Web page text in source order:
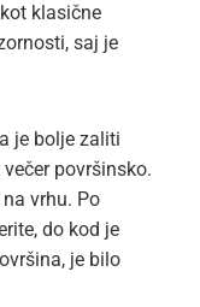
klasične
saj je
je bolje zaliti
površinsko.
vrhu. Po
do kod je
je bilo